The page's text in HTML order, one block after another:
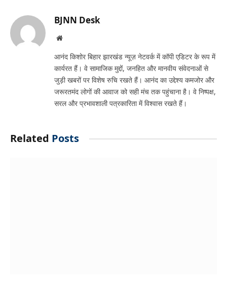
BJNN Desk
Website
आनंद किशोर बिहार झारखंड न्यूज़ नेटवर्क में कॉपी एडिटर के रूप में
कार्यरत हैं। वे सामाजिक मुद्दों, जनहित और मानवीय संवेदनाओं से
जुड़ी खबरों पर विशेष रुचि रखते हैं। आनंद का उद्देश्य कमजोर और
जरूरतमंद लोगों की आवाज को सही मंच तक पहुंचाना है। वे निष्पक्ष,
सरल और प्रभावशाली पत्रकारिता में विश्वास रखते हैं।
Related Posts